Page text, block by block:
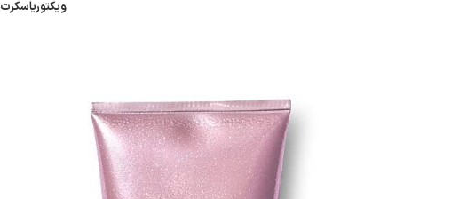
ویکتوریاسکرت